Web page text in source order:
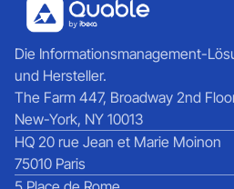
Die Informationsmanagement-
und Hersteller.
The Farm 447, Broadway 2nd
New-York, NY 10013
HQ 20 rue Jean et Marie Moinon
75010 Paris